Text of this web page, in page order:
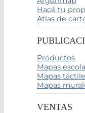
Hacé tu
Atlas de
Productos
Mapas
Mapas
Mapas
VENTAS